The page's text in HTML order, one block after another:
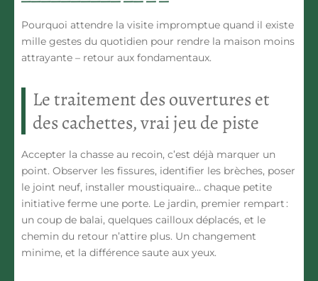
Pourquoi attendre la visite impromptue quand il existe
mille gestes du quotidien pour rendre la maison moins
attrayante – retour aux fondamentaux.
Le traitement des ouvertures et
des cachettes, vrai jeu de piste
Accepter la chasse au recoin, c’est déjà marquer un
point. Observer les fissures, identifier les brèches, poser
le joint neuf, installer moustiquaire… chaque petite
initiative ferme une porte. Le jardin, premier rempart :
un coup de balai, quelques cailloux déplacés, et le
chemin du retour n’attire plus. Un changement
minime, et la différence saute aux yeux.